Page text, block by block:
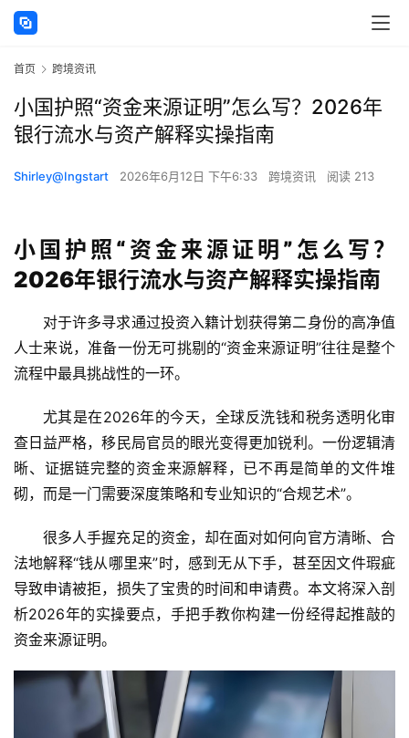
首页 跨境资讯
小国护照“资金来源证明”怎么写？2026年
银行流水与资产解释实操指南
Shirley@Ingstart 2026年6月12日 下午6:33 跨境资讯 阅读 213
小国护照“资金来源证明”怎么写？
2026年银行流水与资产解释实操指南
对于许多寻求通过投资入籍计划获得第二身份的高净值
人士来说，准备一份无可挑剔的“资金来源证明”往往是整个
流程中最具挑战性的一环。
尤其是在2026年的今天，全球反洗钱和税务透明化审
查日益严格，移民局官员的眼光变得更加锐利。一份逻辑清
晰、证据链完整的资金来源解释，已不再是简单的文件堆
砌，而是一门需要深度策略和专业知识的“合规艺术”。
很多人手握充足的资金，却在面对如何向官方清晰、合
法地解释“钱从哪里来”时，感到无从下手，甚至因文件瑕疵
导致申请被拒，损失了宝贵的时间和申请费。本文将深入剖
析2026年的实操要点，手把手教你构建一份经得起推敲的
资金来源证明。